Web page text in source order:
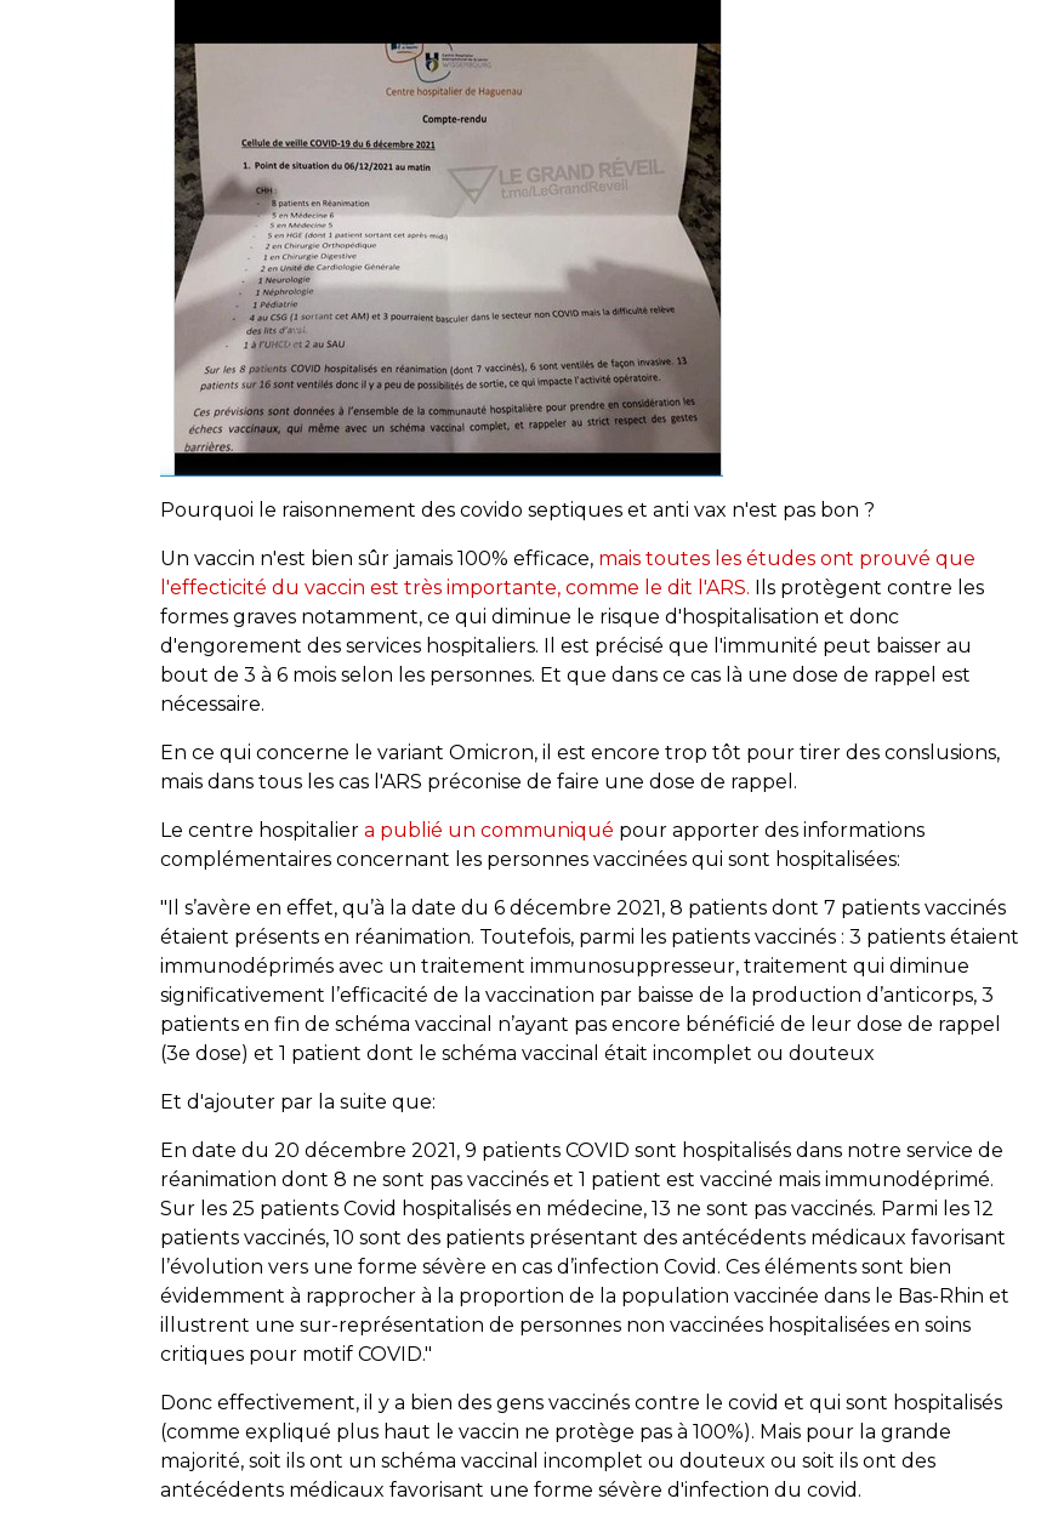
Pourquoi le raisonnement des covido septiques et anti vax n'est pas bon ?
Un vaccin n'est bien sûr jamais 100% efficace, mais toutes les études ont prouvé que
l'effecticité du vaccin est très importante, comme le dit l'ARS. Ils protègent contre les
formes graves notamment, ce qui diminue le risque d'hospitalisation et donc
d'engorement des services hospitaliers. Il est précisé que l'immunité peut baisser au
bout de 3 à 6 mois selon les personnes. Et que dans ce cas là une dose de rappel est
nécessaire.
En ce qui concerne le variant Omicron, il est encore trop tôt pour tirer des conslusions,
mais dans tous les cas l'ARS préconise de faire une dose de rappel.
Le centre hospitalier a publié un communiqué pour apporter des informations
complémentaires concernant les personnes vaccinées qui sont hospitalisées:
"Il s’avère en effet, qu’à la date du 6 décembre 2021, 8 patients dont 7 patients vaccinés
étaient présents en réanimation. Toutefois, parmi les patients vaccinés : 3 patients étaient
immunodéprimés avec un traitement immunosuppresseur, traitement qui diminue
significativement l’efficacité de la vaccination par baisse de la production d’anticorps, 3
patients en fin de schéma vaccinal n’ayant pas encore bénéficié de leur dose de rappel
(3e dose) et 1 patient dont le schéma vaccinal était incomplet ou douteux
Et d'ajouter par la suite que:
En date du 20 décembre 2021, 9 patients COVID sont hospitalisés dans notre service de
réanimation dont 8 ne sont pas vaccinés et 1 patient est vacciné mais immunodéprimé.
Sur les 25 patients Covid hospitalisés en médecine, 13 ne sont pas vaccinés. Parmi les 12
patients vaccinés, 10 sont des patients présentant des antécédents médicaux favorisant
l’évolution vers une forme sévère en cas d’infection Covid. Ces éléments sont bien
évidemment à rapprocher à la proportion de la population vaccinée dans le Bas-Rhin et
illustrent une sur-représentation de personnes non vaccinées hospitalisées en soins
critiques pour motif COVID."
Donc effectivement, il y a bien des gens vaccinés contre le covid et qui sont hospitalisés
(comme expliqué plus haut le vaccin ne protège pas à 100%). Mais pour la grande
majorité, soit ils ont un schéma vaccinal incomplet ou douteux ou soit ils ont des
antécédents médicaux favorisant une forme sévère d'infection du covid.